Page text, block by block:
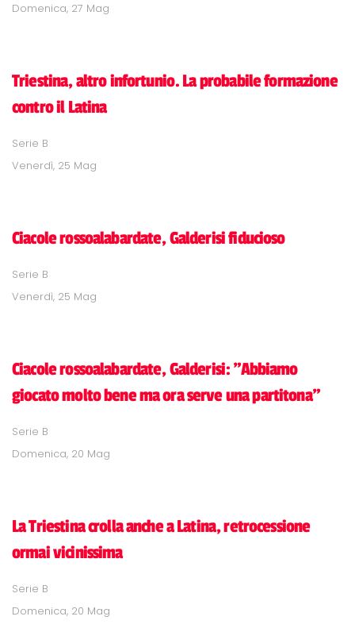
Domenica, 27 Mag
Triestina, altro infortunio. La probabile formazione
contro il Latina
Serie B
Venerdì, 25 Mag
Ciacole rossoalabardate, Galderisi fiducioso
Serie B
Venerdì, 25 Mag
Ciacole rossoalabardate, Galderisi: "Abbiamo
giocato molto bene ma ora serve una partitona"
Serie B
Domenica, 20 Mag
La Triestina crolla anche a Latina, retrocessione
ormai vicinissima
Serie B
Domenica, 20 Mag